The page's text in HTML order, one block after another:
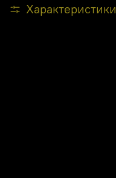
Характеристики